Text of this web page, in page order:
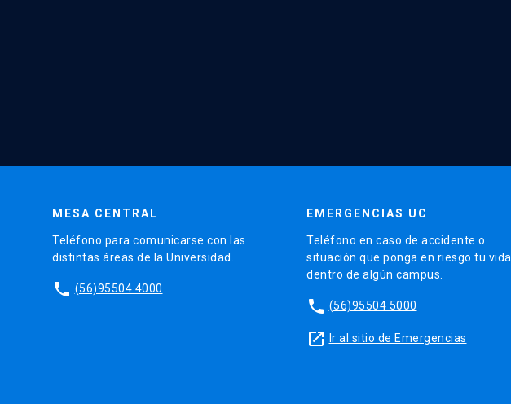
MESA CENTRAL
Teléfono para comunicarse con las
distintas áreas de la Universidad.
phone (56)95504 4000
EMERGENCIAS UC
Teléfono en caso de accidente o
situación que ponga en riesgo tu vida
dentro de algún campus.
phone (56)95504 5000
launch Ir al sitio de Emergencias